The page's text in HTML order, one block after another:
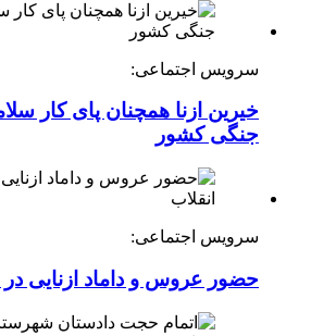
سرویس اجتماعی:
خیرین ازنا همچنان پای کار
جنگی کشور
سرویس اجتماعی:
حضور عروس و داماد ازنایی در